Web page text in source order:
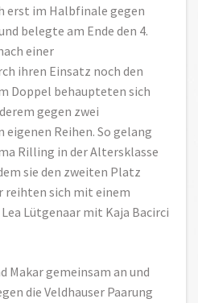
erst im Halbfinale gegen
belegte am Ende den 4.
einer
ihren Einsatz noch den
Doppel behaupteten sich
gegen zwei
eigenen Reihen. So gelang
Rilling in der Altersklasse
sie den zweiten Platz
reihten sich mit einem
Lütgenaar mit Kaja Bacirci
Makar gemeinsam an und
die Veldhauser Paarung